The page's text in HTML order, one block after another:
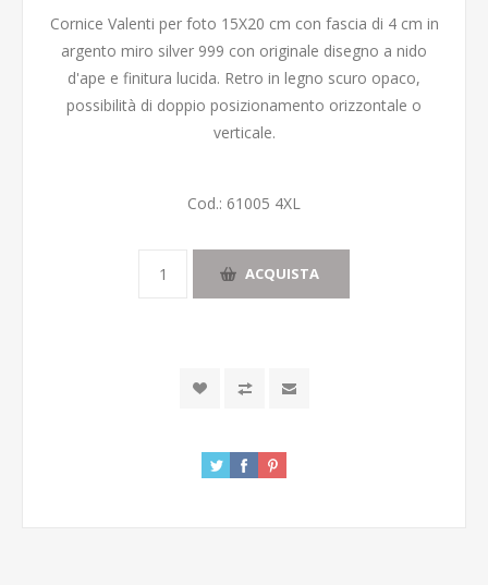
Cornice Valenti per foto 15X20 cm con fascia di 4 cm in
argento miro silver 999 con originale disegno a nido
d'ape e finitura lucida. Retro in legno scuro opaco,
possibilità di doppio posizionamento orizzontale o
verticale.
Cod.: 61005 4XL
ACQUISTA